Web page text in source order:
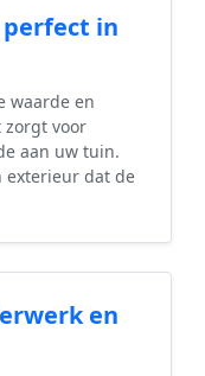
perfect in
waarde en
zorgt voor
aan uw tuin.
exterieur dat de
en